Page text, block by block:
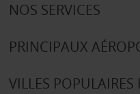
NOS SERVICES
PRINCIPAUX
VILLES POPULAIRES